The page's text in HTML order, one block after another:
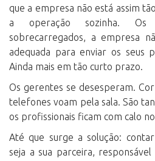
que a empresa não está assim
a operação sozinha. Os
sobrecarregados, a empresa
adequada para enviar os seus
Ainda mais em tão curto prazo.
Os gerentes se desesperam.
telefones voam pela sala. São
os profissionais ficam com calo
Até que surge a solução:
seja a sua parceira,